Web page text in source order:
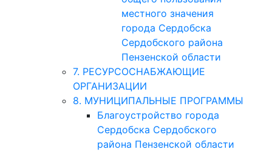
местного значения
города Сердобска
Сердобского района
Пензенской области
7. РЕСУРСОСНАБЖАЮЩИЕ
ОРГАНИЗАЦИИ
8. МУНИЦИПАЛЬНЫЕ ПРОГРАММЫ
Благоустройство города
Сердобска Сердобского
района Пензенской области